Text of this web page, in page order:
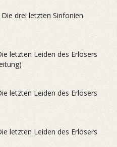
drei letzten Sinfonien
letzten Leiden des Erlösers
letzten Leiden des Erlösers
letzten Leiden des Erlösers